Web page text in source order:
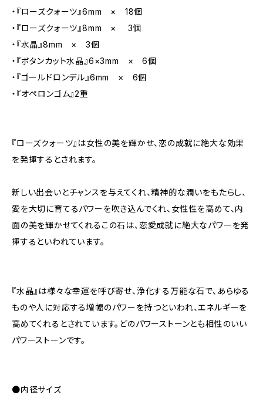
・『ローズクォーツ』6mm × 18個
・『ローズクォーツ』8mm × 3個
・『水晶』8mm × 3個
・『ボタンカット水晶』6×3mm × 6個
・『ゴールドロンデル』6mm × 6個
・『オペロンゴム』2重
『ローズクォーツ』は女性の美を輝かせ、恋の成就に絶大な効果
を発揮するとされます。
新しい出会いとチャンスを与えてくれ、精神的な潤いをもたらし、
愛を大切に育てるパワーを吹き込んでくれ、女性性を高めて、内
面の美を輝かせてくれるこの石は、恋愛成就に絶大なパワーを発
揮するといわれています。
『水晶』は様々な幸運を呼び寄せ、浄化する万能な石で、あらゆる
ものや人に対応する増幅のパワーを持つといわれ、エネルギーを
高めてくれるとされています。どのパワーストーンとも相性のいい
パワーストーンです。
●内径サイズ